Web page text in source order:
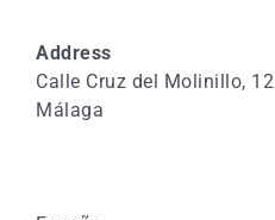
Address
Calle Cruz del Molinillo, 12
Málaga